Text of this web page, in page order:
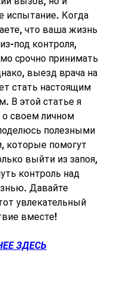
испытание. Когда
что ваша жизнь
под контроля,
срочно принимать
выезд врача на
стать настоящим
В этой статье я
о своем личном
полезными
которые помогут
выйти из запоя,
контроль над
Давайте
увлекательный
вместе!
ЗДЕСЬ